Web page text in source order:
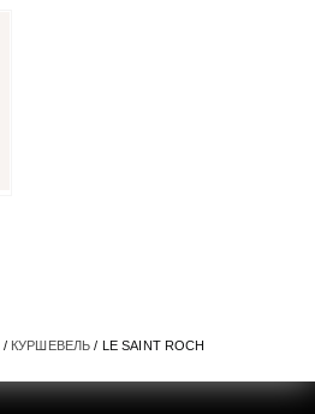
/ КУРШЕВЕЛЬ / LE SAINT ROCH